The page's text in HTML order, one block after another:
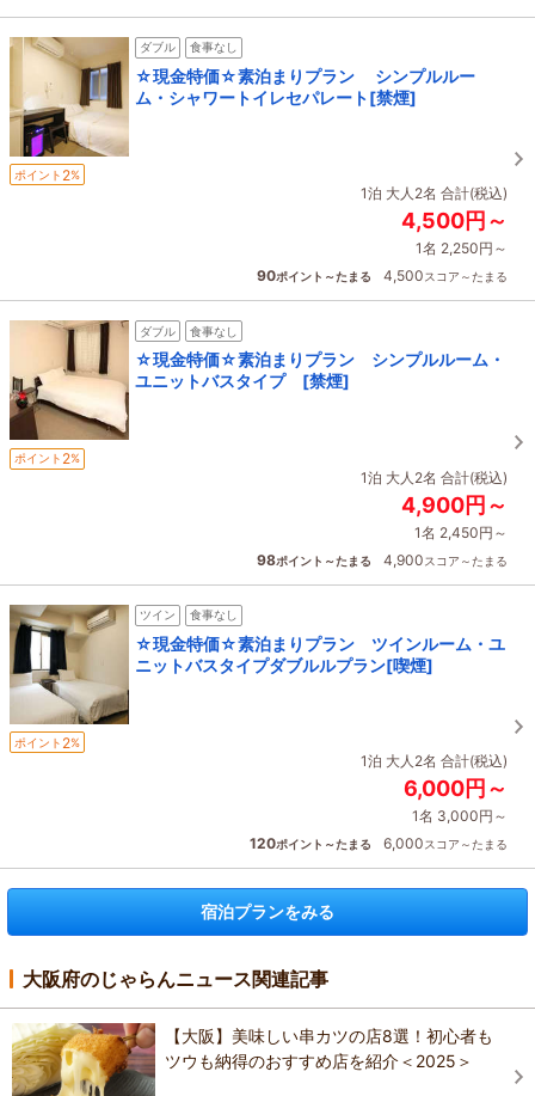
ダブル 食事なし
☆現金特価☆素泊まりプラン シンプルルー
ム・シャワートイレセパレート[禁煙]
ポイント 2%
1泊 大人2名 合計(税込)
4,500円～
1名 2,250円～
90ポイント～たまる 4,500スコア～たまる
ダブル 食事なし
☆現金特価☆素泊まりプラン シンプルルーム・
ユニットバスタイプ [禁煙]
ポイント 2%
1泊 大人2名 合計(税込)
4,900円～
1名 2,450円～
98ポイント～たまる 4,900スコア～たまる
ツイン 食事なし
☆現金特価☆素泊まりプラン ツインルーム・ユ
ニットバスタイプダブルルプラン[喫煙]
ポイント 2%
1泊 大人2名 合計(税込)
6,000円～
1名 3,000円～
120ポイント～たまる 6,000スコア～たまる
宿泊プランをみる
大阪府のじゃらんニュース関連記事
【大阪】美味しい串カツの店8選！初心者も
ツウも納得のおすすめ店を紹介＜2025＞